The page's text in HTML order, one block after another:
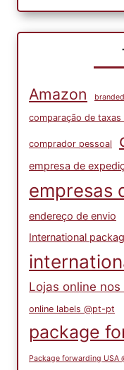
Amazon
comparação de taxas
comprador pessoal
empresa de
empresas
endereço de envio
International
Lojas online nos
online labels @pt-pt
package
Package forwarding USA